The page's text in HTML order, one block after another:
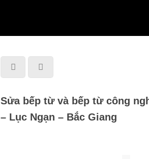
Sửa bếp từ và bếp từ công
– Lục Ngạn – Bắc Giang